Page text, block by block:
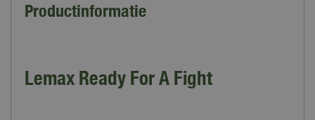
Productinformatie
Lemax Ready For A Fight